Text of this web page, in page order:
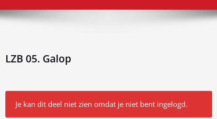
LZB 05. Galop
Je kan dit deel niet zien omdat je niet bent ingelogd.